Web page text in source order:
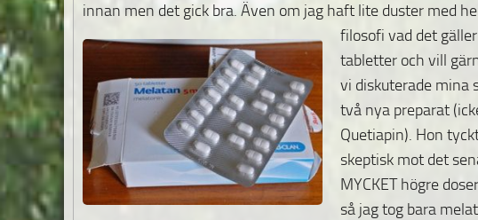
innan men det gick bra. Även om jag haft lite duster med
filosofi vad det
tabletter och vill
vi diskuterade mina
två nya preparat
Quetiapin). Hon
skeptisk mot det
MYCKET högre
så jag tog bara